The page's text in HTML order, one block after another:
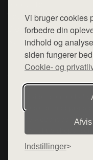
Vi bruger cookies
forbedre din
indhold og
siden fungerer
Cookie- og
Indstillinger
Top Rabatter
Blog
Kontakt
Denne side er en del af
hjemmesider med
diverse webshops. Der
varerne på lager.